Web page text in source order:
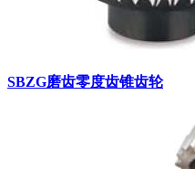
SBZG磨齿零度齿锥齿轮